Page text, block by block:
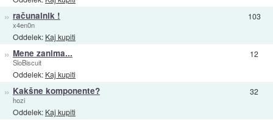
» računalnik !
x4en0n
Oddelek: Kaj kupiti
103
» Mene zanima...
SloBiscuit
Oddelek: Kaj kupiti
12
» Kakšne komponente?
hozi
Oddelek: Kaj kupiti
32